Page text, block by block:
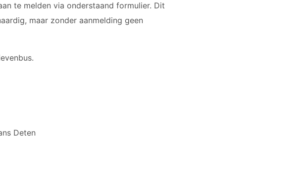
te melden via onderstaand formulier. Dit
maar zonder aanmelding geen
Deten